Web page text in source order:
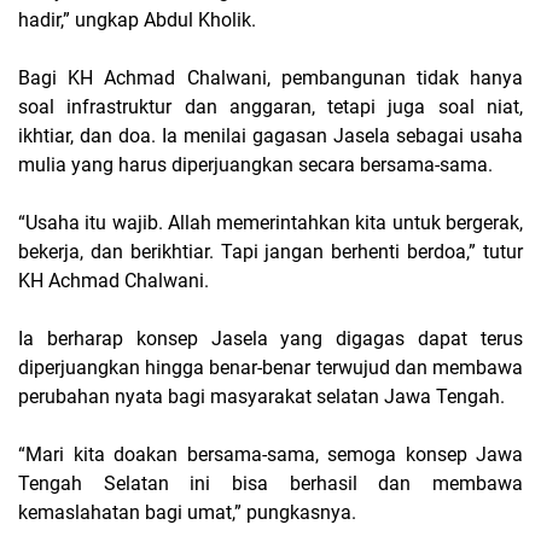
hadir,” ungkap Abdul Kholik.
Bagi KH Achmad Chalwani, pembangunan tidak hanya
soal infrastruktur dan anggaran, tetapi juga soal niat,
ikhtiar, dan doa. Ia menilai gagasan Jasela sebagai usaha
mulia yang harus diperjuangkan secara bersama-sama.
“Usaha itu wajib. Allah memerintahkan kita untuk bergerak,
bekerja, dan berikhtiar. Tapi jangan berhenti berdoa,” tutur
KH Achmad Chalwani.
Ia berharap konsep Jasela yang digagas dapat terus
diperjuangkan hingga benar-benar terwujud dan membawa
perubahan nyata bagi masyarakat selatan Jawa Tengah.
“Mari kita doakan bersama-sama, semoga konsep Jawa
Tengah Selatan ini bisa berhasil dan membawa
kemaslahatan bagi umat,” pungkasnya.